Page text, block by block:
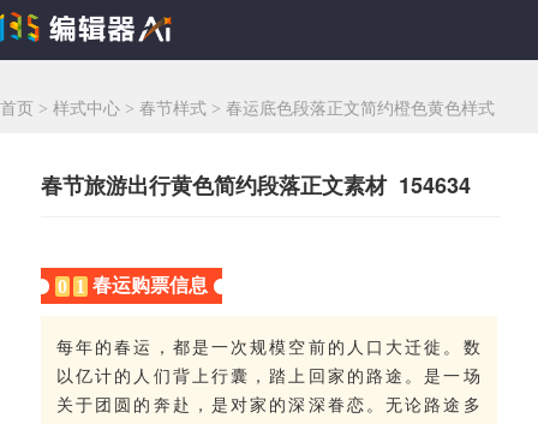
首页 > 样式中心 > 春节样式 > 春运底色段落正文简约橙色黄色样式
春节旅游出行黄色简约段落正文素材 154634
0 1 春运购票信息
每年的春运，都是一次规模空前的人口大迁徙。数
以亿计的人们背上行囊，踏上回家的路途。是一场
关于团圆的奔赴，是对家的深深眷恋。无论路途多